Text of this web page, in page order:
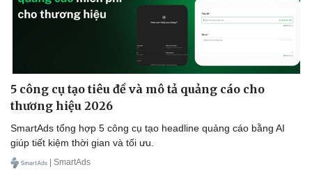
5 công cụ tạo tiêu đề và mô tả quảng cáo cho
thương hiệu 2026
SmartAds tổng hợp 5 công cụ tạo headline quảng cáo bằng AI
giúp tiết kiệm thời gian và tối ưu.
| SmartAds